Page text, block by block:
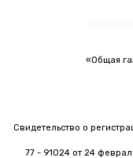
«Общая
Свидетельство о
77 - 91024 от 24